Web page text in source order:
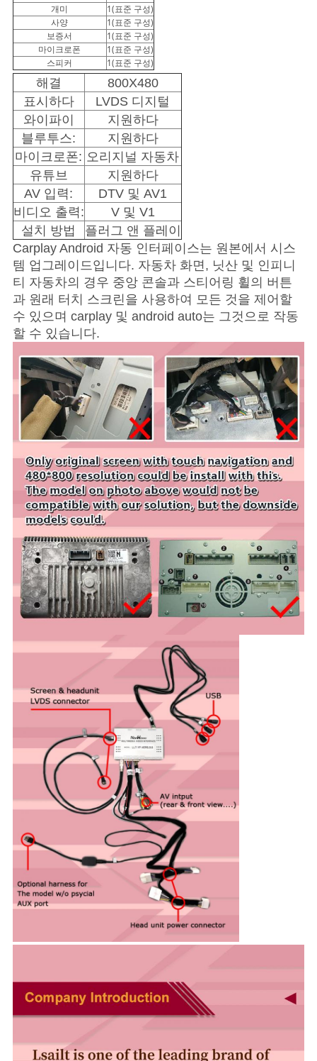
개미
1(표준 구성)
사양
1(표준 구성)
보증서
1(표준 구성)
마이크로폰
1(표준 구성)
스피커
1(표준 구성)
해결
800X480
표시하다
LVDS 디지털
와이파이
지원하다
블루투스:
지원하다
마이크로폰: 오리지널 자동차
유튜브
지원하다
AV 입력:
DTV 및 AV1
비디오 출력:
V 및 V1
설치 방법
플러그 앤 플레이
Carplay Android 자동 인터페이스는 원본에서 시스
템 업그레이드입니다. 자동차 화면, 닛산 및 인피니
티 자동차의 경우 중앙 콘솔과 스티어링 휠의 버튼
과 원래 터치 스크린을 사용하여 모든 것을 제어할
수 있으며 carplay 및 android auto는 그것으로 작동
할 수 있습니다.